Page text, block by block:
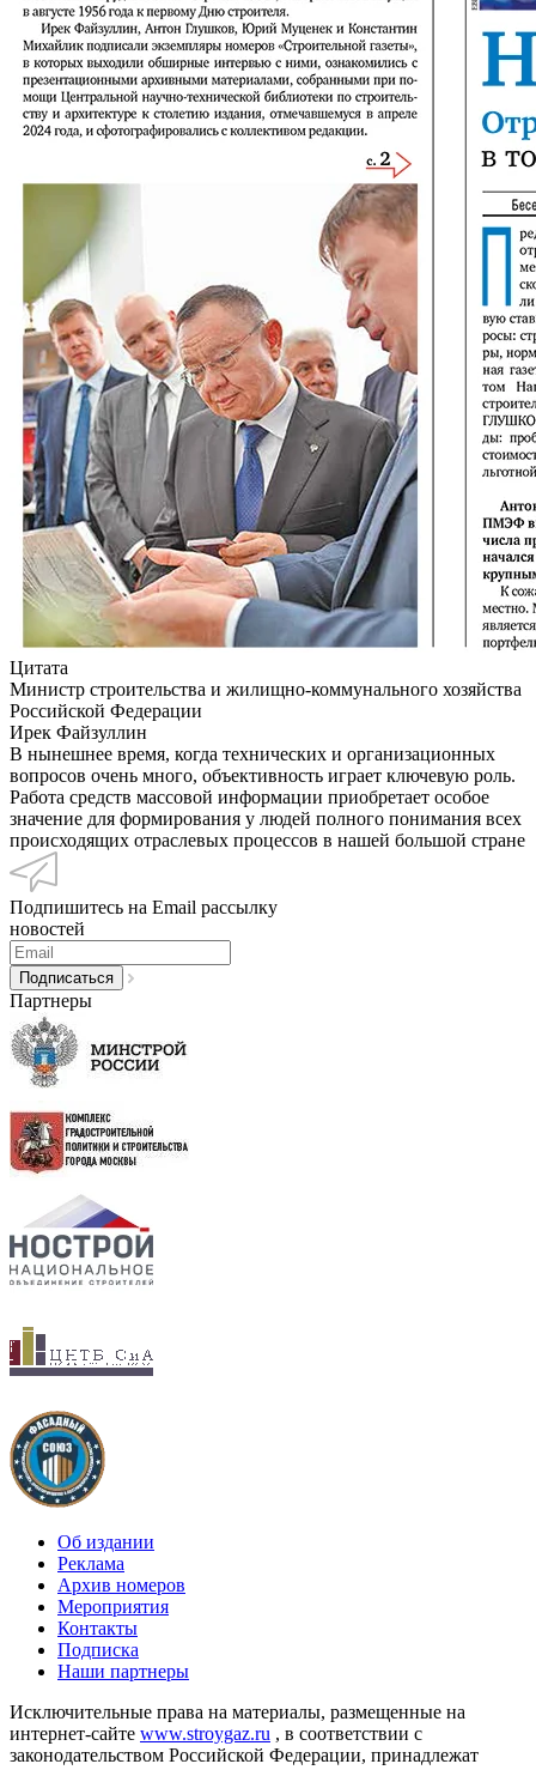
Цитата
Министр строительства и жилищно-коммунального хозяйства
Российской Федерации
Ирек Файзуллин
В нынешнее время, когда технических и организационных
вопросов очень много, объективность играет ключевую роль.
Работа средств массовой информации приобретает особое
значение для формирования у людей полного понимания всех
происходящих отраслевых процессов в нашей большой стране
Подпишитесь на Email рассылку
новостей
Партнеры
Об издании
Реклама
Архив номеров
Мероприятия
Контакты
Подписка
Наши партнеры
Исключительные права на материалы, размещенные на
интернет-сайте www.stroygaz.ru , в соответствии с
законодательством Российской Федерации, принадлежат